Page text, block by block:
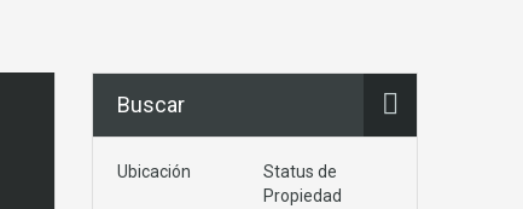
Buscar
Ubicación
Status de
Propiedad